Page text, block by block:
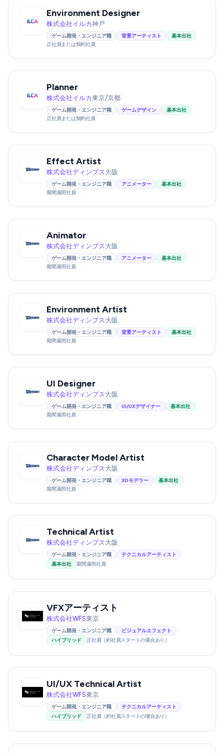
Environment Designer
株式会社イルカ神戸
ゲーム開発・エンジニア職 背景アーティスト
基本出社
正社員または契約社員
Planner
株式会社イルカ東京/京都
ゲーム開発・エンジニア職 ゲームデザイン
基本出社
正社員または契約社員
Effect Artist
株式会社ディンプス大阪
ゲーム開発・エンジニア職 アニメーター
基本出社
期間雇用社員
Animator
株式会社ディンプス大阪
ゲーム開発・エンジニア職 アニメーター
基本出社
期間雇用社員
Environment Artist
株式会社ディンプス大阪
ゲーム開発・エンジニア職 背景アーティスト
基本出社
期間雇用社員
UI Designer
株式会社ディンプス大阪
ゲーム開発・エンジニア職 UI/UXデザイナー
基本出社
期間雇用社員
Character Model Artist
株式会社ディンプス大阪
ゲーム開発・エンジニア職 3Dモデラー
基本出社
期間雇用社員
Technical Artist
株式会社ディンプス大阪
ゲーム開発・エンジニア職
テクニカルアーティスト
基本出社
期間雇用社員
VFXアーティスト
株式会社WFS東京
ゲーム開発・エンジニア職
ビジュアルエフェクト
ハイブリッド
正社員（約社員スタートの場合あり）
UI/UX Technical Artist
株式会社WFS東京
ゲーム開発・エンジニア職
テクニカルアーティスト
ハイブリッド
正社員（約社員スタートの場合あり）